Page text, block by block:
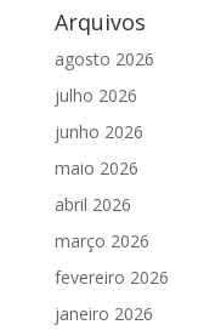
Arquivos
agosto 2026
julho 2026
junho 2026
maio 2026
abril 2026
março 2026
fevereiro 2026
janeiro 2026